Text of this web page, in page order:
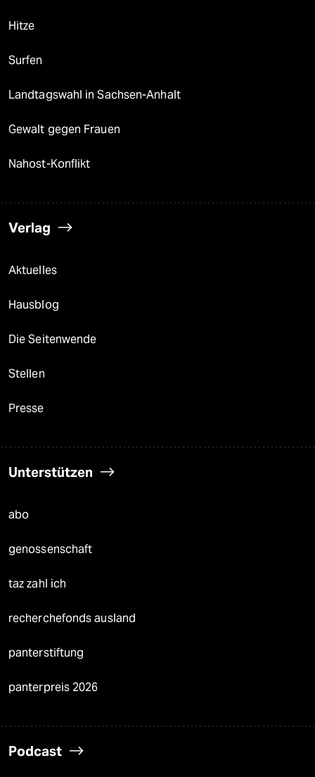
Hitze
Surfen
Landtagswahl in Sachsen-Anhalt
Gewalt gegen Frauen
Nahost-Konflikt
Verlag
Aktuelles
Hausblog
Die Seitenwende
Stellen
Presse
Unterstützen
abo
genossenschaft
taz zahl ich
recherchefonds ausland
panterstiftung
panterpreis 2026
Podcast